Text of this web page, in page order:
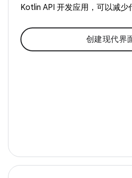
Kotlin API 开发应用，可以减少
创建现代界